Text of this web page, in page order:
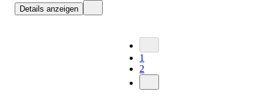
Details anzeigen
1
2